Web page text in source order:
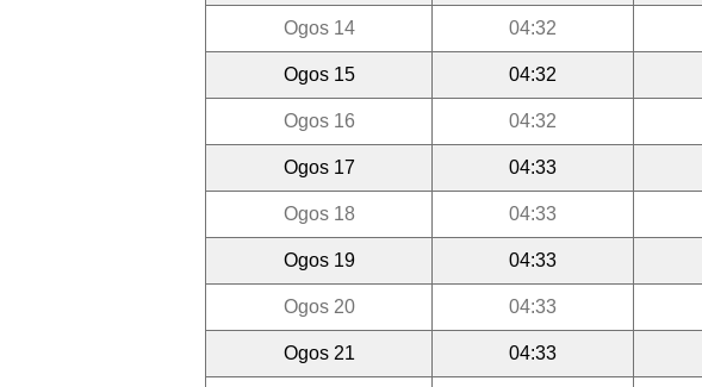
Ogos 14 04:32
Ogos 15 04:32
Ogos 16 04:32
Ogos 17 04:33
Ogos 18 04:33
Ogos 19 04:33
Ogos 20 04:33
Ogos 21 04:33